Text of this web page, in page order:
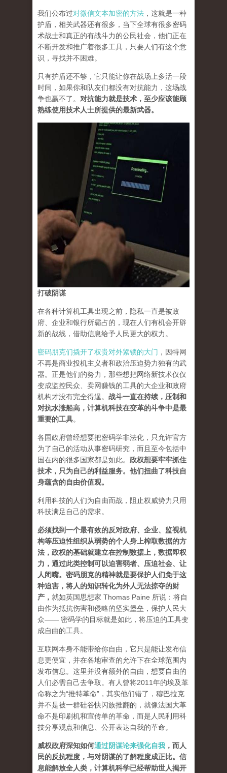
我们公布过对微信文本加密的方法 ，这就是一种
护盾，相关武器还有很多，当下全球有很多密码
术战士和真正的有战斗力的公民社会，他们正在
不断开发和推广着很多工具，只要人们有这个意
识，寻找并不困难。
只有护盾还不够，它只能让你在战场上多活一段
时间，如果你和队友们都没有对抗能力，这场战
争也赢不了。 对抗能力就是技术，至少应该能顾
熟练使用技术人士所提供的最新武器。
打破阴谋
在各种计算机工具出现之前，隐私一直是被政
府、企业和银行所霸占的，现在人们有机会开辟
新的战线，借助信息给予人民更大的权力。
密码朋克们撬开了权贵对外紧锁的大门 ，因特网
不再是商业投机主义者和政治压迫势力独有的武
器。正是他们的努力，那些想把网络新技术仅仅
变成监控民众、卖网赚钱的工具的大企业和政府
机构才没有完全得逞。 战斗一直在持续，压制和
对抗水涨船高，计算机科技在变革的斗争中是最
重要的工具。
各国政府曾经想要把密码学非法化，只允许官方
为了自己的活动从事密码研究，而且至今包括中
国在内的很多国家都是如此。 政权想要牢牢抓住
技术，只为自己的利益服务。他们扭曲了科技自
身蕴含的自由价值观。
利用科技的人们为自由而战，阻止权威势力只用
科技满足自己的需求。
必须找到一个最有效的反对政府、企业、监视机
构等压迫性组织从弱势的个人身上榨取数据的方
法，政权的基础就建立在控制数据上，数据即权
力，通过此类控制可以迫害弱者、压迫社会、让
人闭嘴。密码朋克的精神就是要保护人们免于这
种迫害，将人的知识转化为外人无法掠夺的财
产 ， 就如英国思想家 Thomas Paine 所说：将自
由作为抵抗伤害和侵略的坚实堡垒，保护人民大
众—— 密码学的目标就是如此，将压迫的工具变
成自由的工具。
互联网本身不能带给你自由，它只是能让发布信
息更便宜，并在各地审查的允许下在全球范围内
发布信息。这里并没有额外的自由，想要自由的
人们必需自己去争取。有人曾将2011年的埃及革
命称之为“推特革命”，其实他们错了，穆巴拉克
并不是被一群硅谷快闪族推翻的，就像法国大革
命不是印刷机和宣传单的革命，而是人民利用科
技分享观点和信息、公开表达自我的革命。
威权政府深知如何通过阴谋论来强化自我 ，而人
民的反抗程度，与对阴谋的了解程度成正比。信
息能解放全人类，计算机科学已经帮助世人揭开